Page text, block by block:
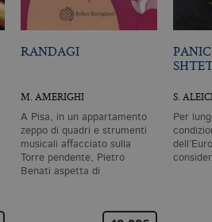
RANDAGI
M. AMERIGHI
A Pisa, in un appartamento
zeppo di quadri e strumenti
musicali affacciato sulla
Torre pendente, Pietro
Benati aspetta di
S.
Per
.bollatiboringhieri.it 1 giorno
è
e